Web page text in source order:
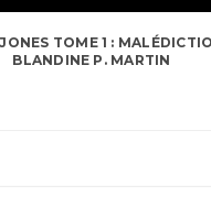
TOME 1 :
BLANDINE P. MARTIN